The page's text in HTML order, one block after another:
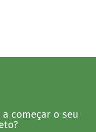
a começar o seu